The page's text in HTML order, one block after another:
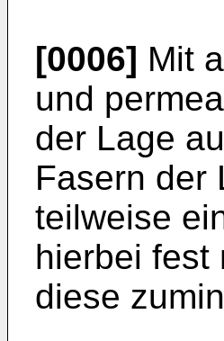
[0006] Mit
und
der Lage
Fasern der
teilweise
hierbei fest
diese